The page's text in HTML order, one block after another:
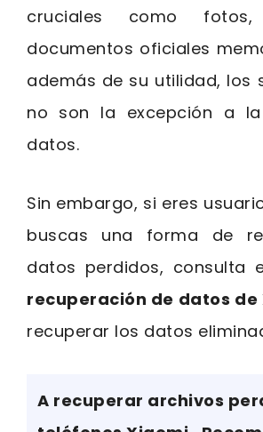
cruciales como
documentos oficiales
además de su utilidad, los
no son la excepción a
datos.
Sin embargo, si eres
buscas una forma de
datos perdidos, consulta
recuperación de datos de
recuperar los datos
A recuperar archivos